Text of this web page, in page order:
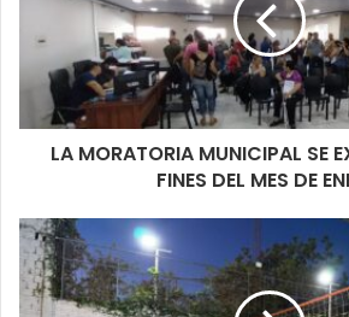
en un Plafón LED que cayó sobre la
incendio y se propagó.
Por el caso, se inició un expediente
disposición de la Justicia.
LA MORATORIA MUNICIPAL SE
FINES DEL MES DE